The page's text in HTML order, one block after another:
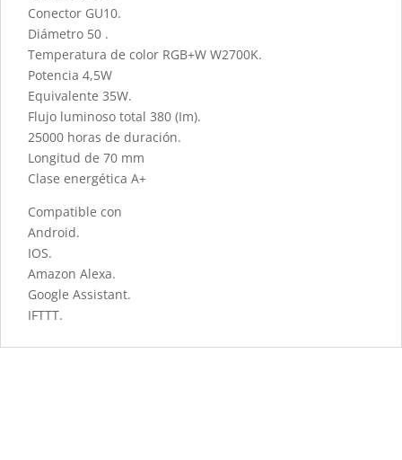
Conector GU10.
Diámetro 50 .
Temperatura de color RGB+W W2700K.
Potencia 4,5W
Equivalente 35W.
Flujo luminoso total 380 (Im).
25000 horas de duración.
Longitud de 70 mm
Clase energética A+
Compatible con
Android.
IOS.
Amazon Alexa.
Google Assistant.
IFTTT.